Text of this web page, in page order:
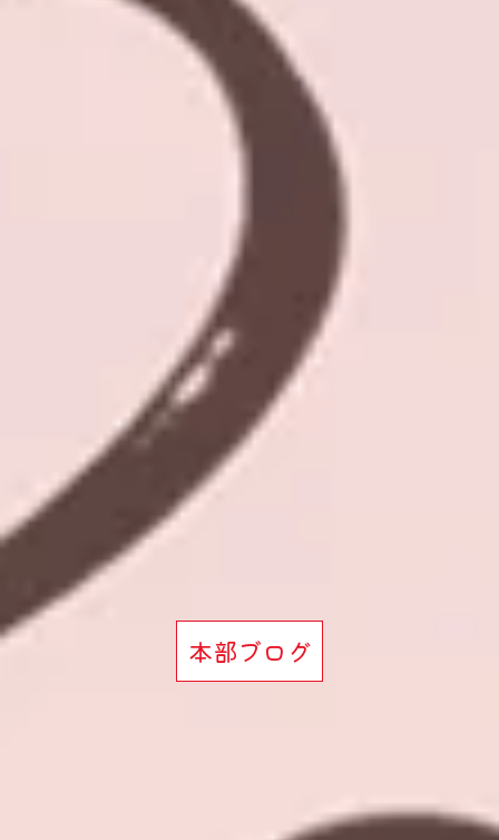
本部ブログ